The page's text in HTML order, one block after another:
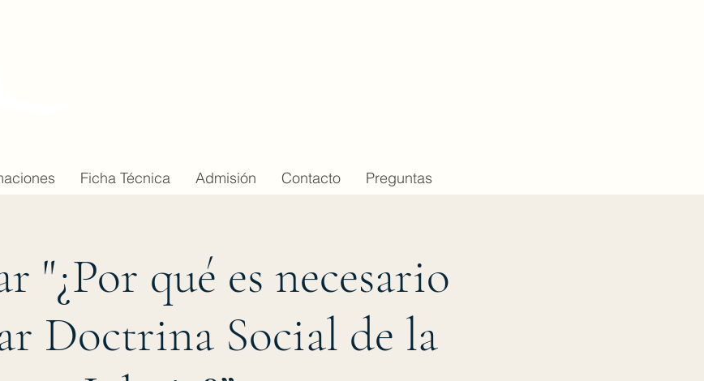
Ficha Técnica Admisión Contacto Preguntas
"¿Por qué es necesario
Doctrina Social de la